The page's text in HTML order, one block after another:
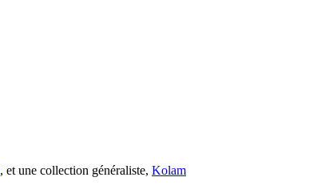
, et une collection généraliste, Kolam